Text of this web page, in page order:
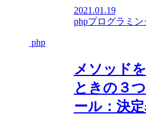
2021.01.19
phpプログラミン
php
メソッド
ときの３
ール：決